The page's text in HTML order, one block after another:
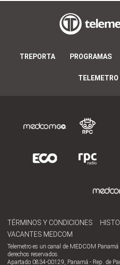
TREPORTA PROGRAMAS
TELEMETRO
TÉRMINOS Y CONDICIONES
VACANTES MEDCOM
Telemetro es un canal de MEDCOM
derechos reservados.
Apartado 0834-00129, Panamá - Rep. de